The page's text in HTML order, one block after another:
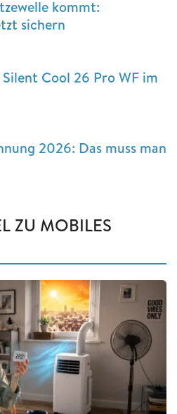
kommt:
sichern
Cool 26 Pro WF im
2026: Das muss man
ZU MOBILES